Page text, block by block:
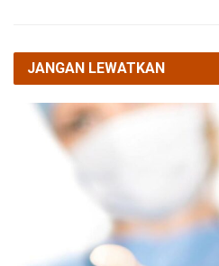
JANGAN LEWATKAN